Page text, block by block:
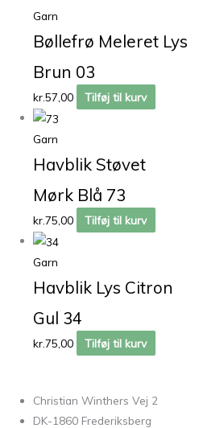
Garn
Bøllefrø Meleret Lys
Brun 03
kr.57,00 Tilføj til kurv
Garn
Havblik Støvet
Mørk Blå 73
kr.75,00 Tilføj til kurv
Garn
Havblik Lys Citron
Gul 34
kr.75,00 Tilføj til kurv
Christian Winthers Vej 2
DK-1860 Frederiksberg